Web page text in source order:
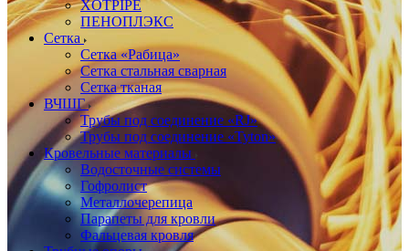
XOTPIPE
ПЕНОПЛЭКС
Сетка
Сетка «Рабица»
Сетка стальная сварная
Сетка тканая
ВЧШГ
Трубы под соединение «RJ»
Трубы под соединение «Tyton»
Кровельные материалы
Водосточные системы
Гофролист
Металлочерепица
Парапеты для кровли
Фальцевая кровля